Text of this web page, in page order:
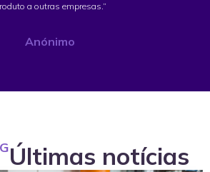
a outras empresas.”
Anónimo
Últimas notícias